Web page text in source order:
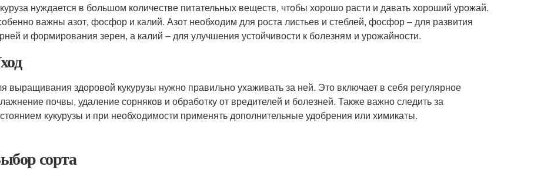
нуждается в большом количестве питательных веществ, чтобы хорошо расти и давать хороший урожай.
важны азот, фосфор и калий. Азот необходим для роста листьев и стеблей, фосфор – для развития
и формирования зерен, а калий – для улучшения устойчивости к болезням и урожайности.
выращивания здоровой кукурузы нужно правильно ухаживать за ней. Это включает в себя регулярное
почвы, удаление сорняков и обработку от вредителей и болезней. Также важно следить за
кукурузы и при необходимости применять дополнительные удобрения или химикаты.
сорта